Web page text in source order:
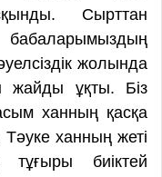
Сырттан
жолында
жайды ұқты. Біз
ханның қасқа
ханның жеті
биіктей